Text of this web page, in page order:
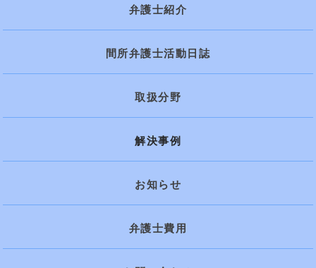
弁護士紹介
間所弁護士活動日誌
取扱分野
解決事例
お知らせ
弁護士費用